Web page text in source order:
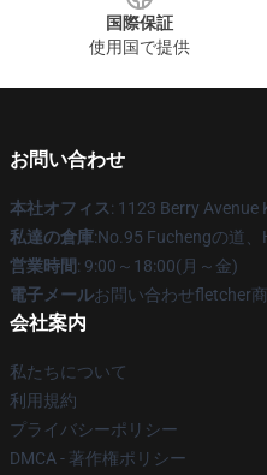
国際保証
使用国で提供
お問い合わせ
本社オフィス: 1123 Berry Avenue
私達の倉庫:No.95 Fuchengの道
営業時間: 9:00～18:00(月～金)
電子メールお問い合わせfletcher
会社案内
私たちについて
利用規約
プライバシーポリシー
DMCA - 著作権ポリシー